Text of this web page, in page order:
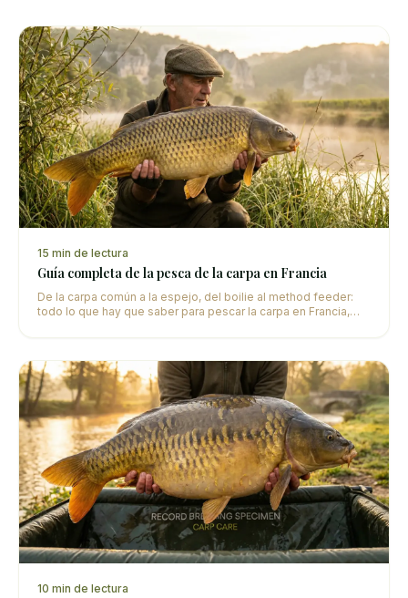
15 min de lectura
Guía completa de la pesca de la carpa en Francia
De la carpa común a la espejo, del boilie al method feeder:
todo lo que hay que saber para pescar la carpa en Francia,
10 min de lectura